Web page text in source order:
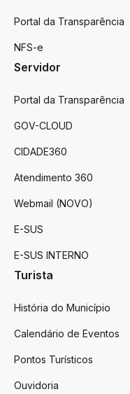
Portal da Transparência
NFS-e
Servidor
Portal da Transparência
GOV-CLOUD
CIDADE360
Atendimento 360
Webmail (NOVO)
E-SUS
E-SUS INTERNO
Turista
História do Município
Calendário de Eventos
Pontos Turísticos
Ouvidoria